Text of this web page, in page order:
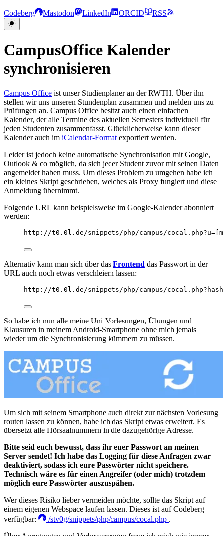
Codeberg Mastodon LinkedIn ORCID RSS
CampusOffice Kalender
synchronisieren
Campus Office ist unser Studienplaner an der RWTH. Über ihn
stellen wir uns unseren Stundenplan zusammen und melden uns zu
Prüfungen an. Campus Office besitzt auch einen einfachen
Kalender, der alle Termine des aktuellen Semesters individuell für
jeden Studenten zusammenfasst. Glücklicherweise kann dieser
Kalender auch im iCalendar-Format exportiert werden.
Leider ist jedoch keine automatische Synchronisation mit Google,
Outlook & co möglich, da sich jeder Student zuvor mit seinen Daten
angemeldet haben muss. Um dieses Problem zu umgehen habe ich
ein kleines Skript geschrieben, welches als Proxy fungiert und diese
Anmeldung übernimmt.
Folgende URL kann beispielsweise im Google-Kalender abonniert
werden:
http://t0.0l.de/snippets/php/campus/
Alternativ kann man sich über das Frontend das Passwort in der
URL auch noch etwas verschleiern lassen:
http://t0.0l.de/snippets/php/campus/
So habe ich nun alle meine Uni-Vorlesungen, Übungen und
Klausuren in meinem Android-Smartphone ohne mich jemals
wieder um die Synchronisierung kümmern zu müssen.
Um sich mit seinem Smartphone auch direkt zur nächsten Vorlesung
routen lassen zu können, habe ich das Skript etwas erweitert. Es
übersetzt alle Hörsaalnummern in die dazugehörige Adresse.
Bitte seid euch bewusst, dass ihr euer Passwort an meinen
Server sendet! Ich habe das Logging für diese Anfragen zwar
deaktiviert, sodass ich eure Passwörter nicht speichere.
Technisch wäre es für einen Angreifer (oder mich) trotzdem
möglich eure Passwörter auszuspähen.
Wer dieses Risiko lieber vermeiden möchte, sollte das Skript auf
einem eigenen Webspace laufen lassen. Dieses ist auf Codeberg
verfügbar:
/stv0g/snippets/php/campus/cocal.php .